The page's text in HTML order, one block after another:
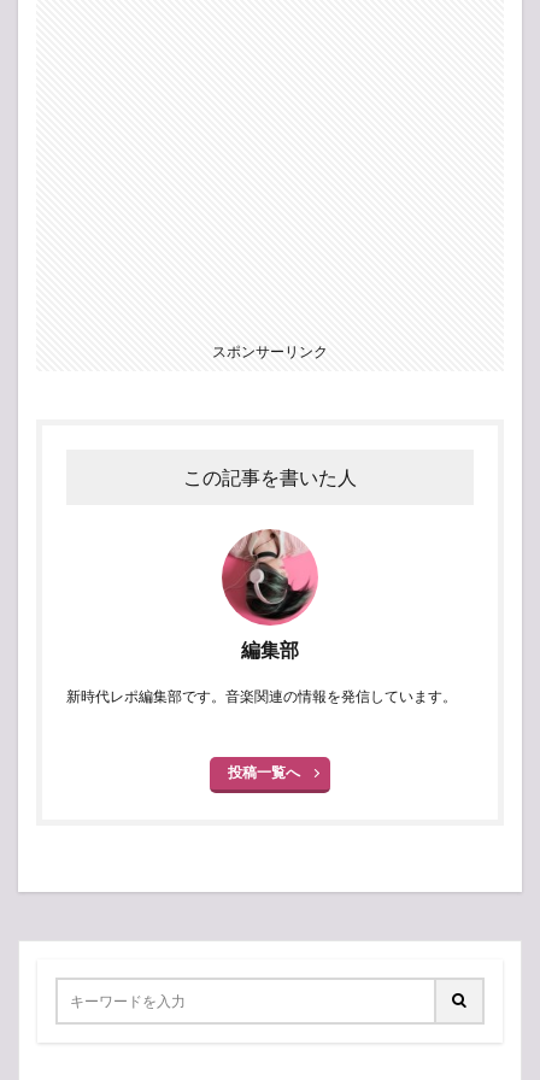
スポンサーリンク
この記事を書いた人
編集部
新時代レポ編集部です。音楽関連の情報を発信しています。
投稿一覧へ